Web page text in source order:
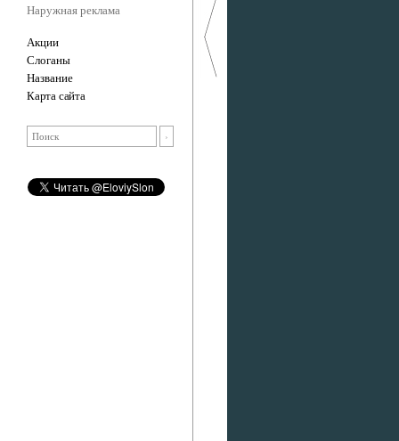
Наружная реклама
Акции
Слоганы
Название
Карта сайта